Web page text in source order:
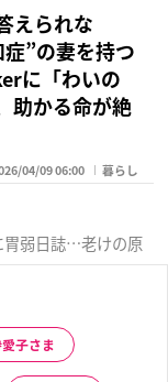
えられな
”の妻を持つ
に「わいの
助かる命が絶
04/09 06:00 暮らし
胃弱日誌…老けの原因
愛子さま